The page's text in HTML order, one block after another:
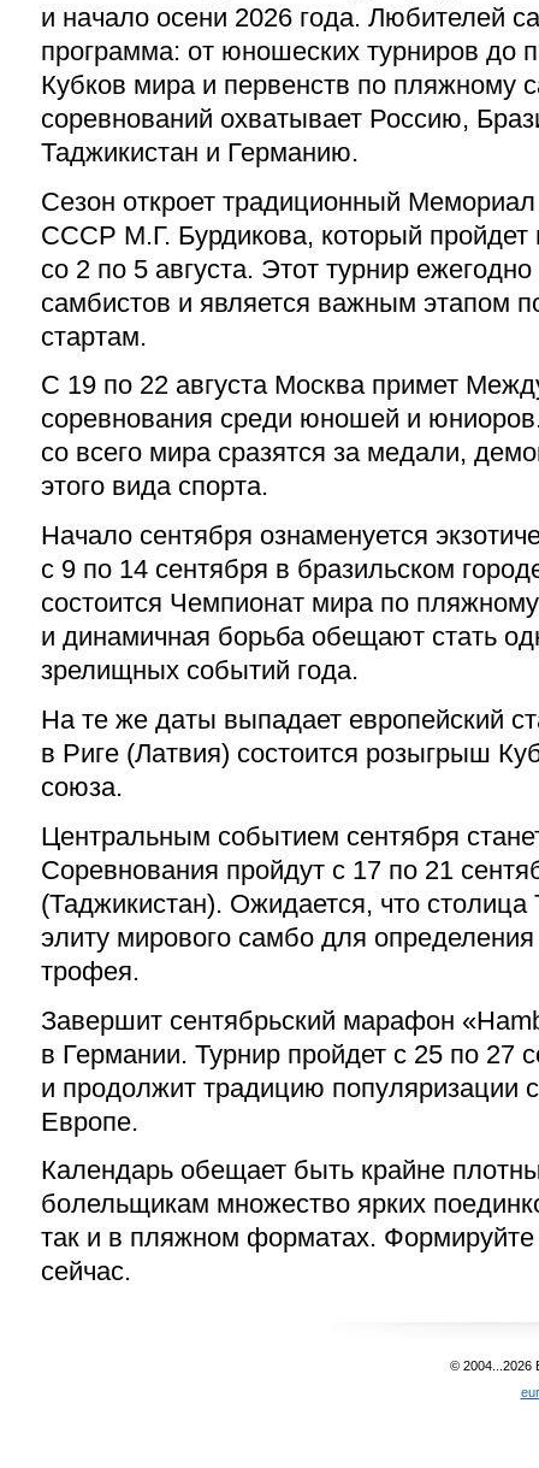
и начало осени 2026 года. Любителей
программа: от юношеских турниров до
Кубков мира и первенств по пляжному
соревнований охватывает Россию,
Таджикистан и Германию.
Сезон откроет традиционный
СССР М.Г. Бурдикова, который пройдет
со 2 по 5 августа. Этот турнир
самбистов и является важным этапом
стартам.
С 19 по 22 августа Москва примет
соревнования среди юношей и
со всего мира сразятся за медали,
этого вида спорта.
Начало сентября ознаменуется
с 9 по 14 сентября в бразильском
состоится Чемпионат мира по
и динамичная борьба обещают стать
зрелищных событий года.
На те же даты выпадает европейский
в Риге (Латвия) состоится розыгрыш
союза.
Центральным событием сентября
Соревнования пройдут с 17 по 21
(Таджикистан). Ожидается, что столица
элиту мирового самбо для
трофея.
Завершит сентябрьский марафон
в Германии. Турнир пройдет с 25 по 27
и продолжит традицию популяризации
Европе.
Календарь обещает быть крайне
болельщикам множество ярких
так и в пляжном форматах.
сейчас.
© 2004...2026